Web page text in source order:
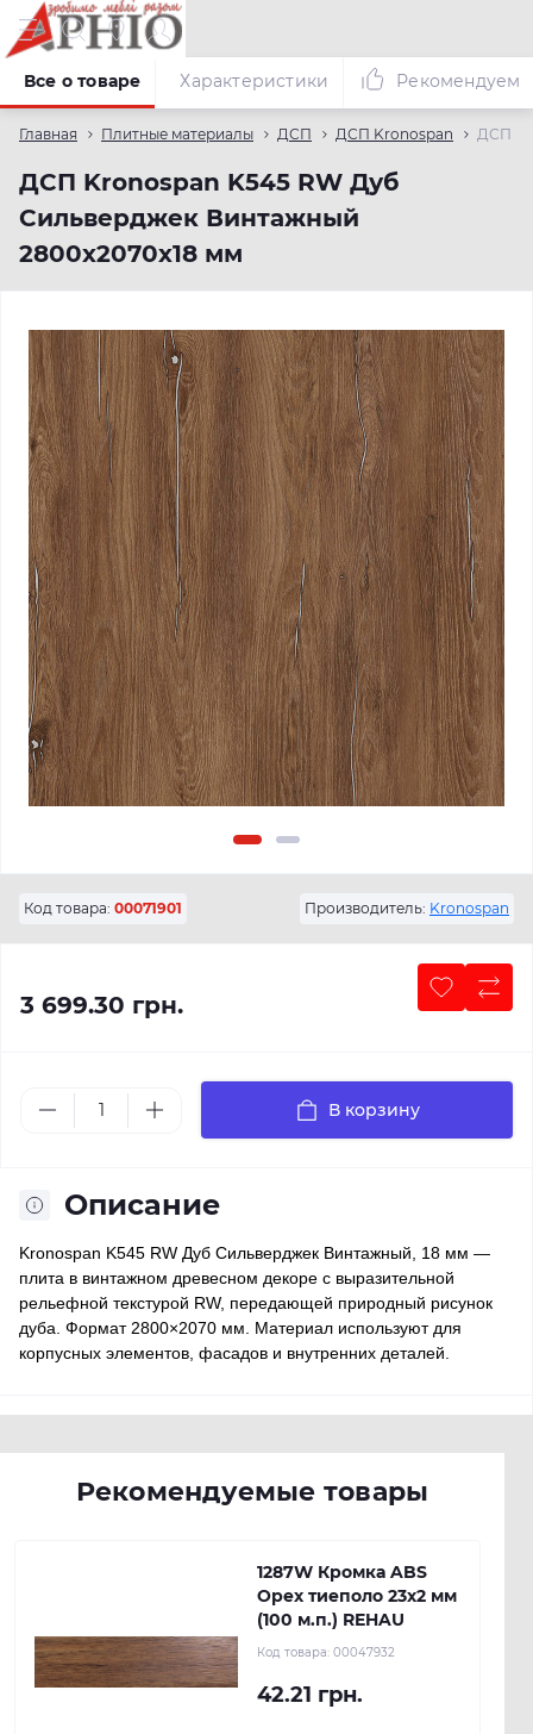
Главная Плитные материалы ДСП ДСП Kronospan ДСП
ДСП Kronospan K545 RW Дуб
Сильверджек Винтажный
2800x2070x18 мм
Все о товаре Характеристики Рекомендуем
Код товара: 00071901 Производитель: Kronospan
3 699.30 грн.
В корзину
Описание
Kronospan K545 RW Дуб Сильверджек Винтажный, 18 мм —
плита в винтажном древесном декоре с выразительной
рельефной текстурой RW, передающей природный рисунок
дуба. Формат 2800×2070 мм. Материал используют для
корпусных элементов, фасадов и внутренних деталей.
Рекомендуемые товары
1287W Кромка ABS
Орех тиеполо 23х2 мм
(100 м.п.) REHAU
Код товара: 00047932
42.21 грн.